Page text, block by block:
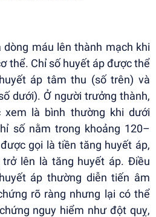
máu lên thành mạch khi
thể. Chỉ số huyết áp được thể
áp tâm thu (số trên) và
dưới). Ở người trưởng thành,
là bình thường khi dưới
số nằm trong khoảng 120–
gọi là tiền tăng huyết áp,
lên là tăng huyết áp. Điều
áp thường diễn tiến âm
rõ ràng nhưng lại có thể
nguy hiểm như đột quỵ,